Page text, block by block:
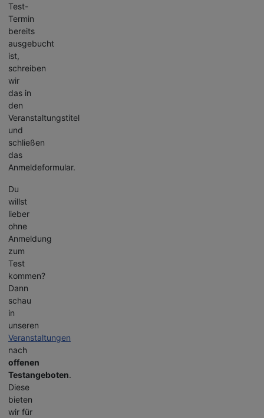
Test-
Termin
bereits
ausgebucht
ist,
schreiben
wir
das in
den
Veranstaltungstitel
und
schließen
das
Anmeldeformular.
Du
willst
lieber
ohne
Anmeldung
zum
Test
kommen?
Dann
schau
in
unseren
Veranstaltungen
nach
offenen
Testangeboten.
Diese
bieten
wir für